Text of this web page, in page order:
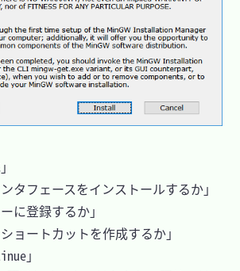
タフェースをインストールするか」
に登録するか」
ョートカットを作成するか」
」